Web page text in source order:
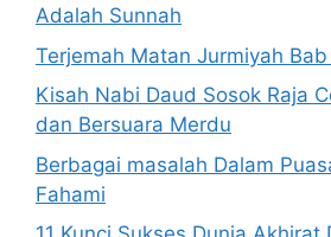
Adalah Sunnah
Terjemah Matan Jurmiyah Bab
Kisah Nabi Daud Sosok Raja
dan Bersuara Merdu
Berbagai masalah Dalam
Fahami